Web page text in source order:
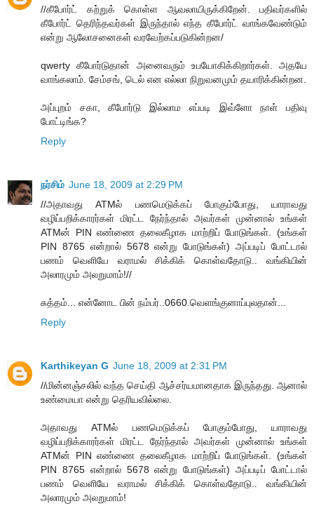
//கீபோர்ட் கற்றுக் கொள்ள ஆவலாயிருக்கிறேன். பதிவர்களில்
கீபோர்ட் தெரிந்தவர்கள் இருந்தால் எந்த கீபோர்ட் வாங்கவேண்டும்
என்று ஆலோசனைகள் வரவேற்கப்படுகின்றன/
qwerty கீபோர்டுதான் அனைவரும் உபயோகிக்கிறார்கள். அதயே
வாங்கலாம். சேம்சங், டெல் என எல்லா நிறுவனமும் தயாரிக்கின்றன.
அப்புறம் சகா, கீபோர்டு இல்லாம எப்படி இவ்ளோ நாள் பதிவு
போட்டிங்க?
Reply
நர்சிம் June 18, 2009 at 2:29 PM
//அதாவது ATMல் பணமெடுக்கப் போகும்போது, யாராவது
வழிப்பறிக்காரர்கள் மிரட்ட நேர்ந்தால் அவர்கள் முன்னால் உங்கள்
ATMன் PIN எண்ணை தலைகீழாக மாற்றிப் போடுங்கள். (உங்கள்
PIN 8765 என்றால் 5678 என்று போடுங்கள்) அப்படிப் போட்டால்
பணம் வெளியே வராமல் சிக்கிக் கொள்வதோடு.. வங்கியின்
அலாரமும் அலறுமாம்!//
சுத்தம்... என்னோட பின் நம்பர்..0660.வெளங்குனாப்புலதான்...
Reply
Karthikeyan G June 18, 2009 at 2:31 PM
//மின்னஞ்சலில் வந்த செய்தி ஆச்சர்யமானதாக இருந்தது. ஆனால்
உண்மையா என்று தெரியவில்லை.
அதாவது ATMல் பணமெடுக்கப் போகும்போது, யாராவது
வழிப்பறிக்காரர்கள் மிரட்ட நேர்ந்தால் அவர்கள் முன்னால் உங்கள்
ATMன் PIN எண்ணை தலைகீழாக மாற்றிப் போடுங்கள். (உங்கள்
PIN 8765 என்றால் 5678 என்று போடுங்கள்) அப்படிப் போட்டால்
பணம் வெளியே வராமல் சிக்கிக் கொள்வதோடு.. வங்கியின்
அலாரமும் அலறுமாம்!